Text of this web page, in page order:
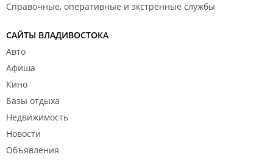
Справочные, оперативные и экстренные службы
САЙТЫ ВЛАДИВОСТОКА
Авто
Афиша
Кино
Базы отдыха
Недвижимость
Новости
Объявления